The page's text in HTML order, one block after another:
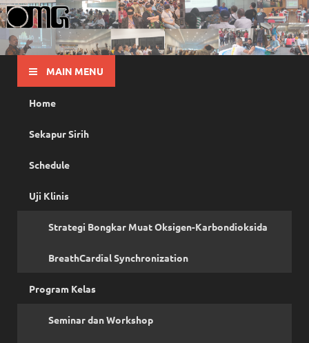
OMG
Pusat Pelatihan Olah Napas Modern
MAIN MENU
Home
Sekapur Sirih
Schedule
Uji Klinis
Strategi Bongkar Muat Oksigen-Karbondioksida
BreathCardial Synchronization
Program Kelas
Seminar dan Workshop